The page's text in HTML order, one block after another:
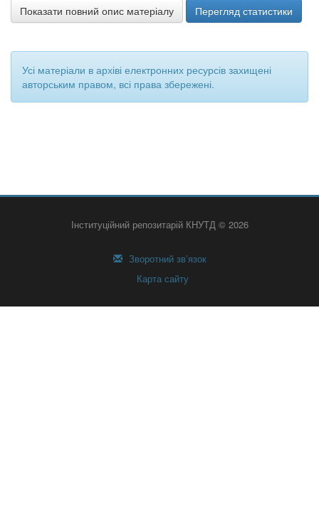
Показати повний опис матеріалу Перегляд статистики
Усі матеріали в архіві електронних ресурсів захищені
авторським правом, всі права збережені.
Інституційний репозитарій КНУТД © 2026
Зворотний зв’язок
Карта сайту